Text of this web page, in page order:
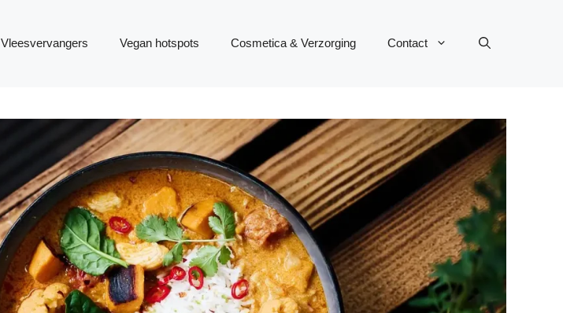
Vleesvervangers Vegan hotspots Cosmetica & Verzorging Contact